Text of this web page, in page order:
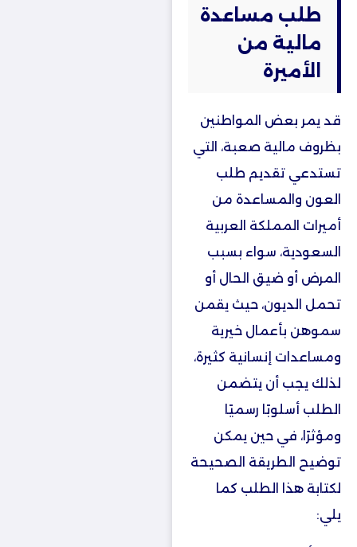
طلب مساعدة
مالية من
الأميرة
قد يمر بعض المواطنين
بظروف مالية صعبة، التي
تستدعي تقديم طلب
العون والمساعدة من
أميرات المملكة العربية
السعودية، سواء بسبب
المرض أو ضيق الحال أو
تحمل الديون، حيث يقمن
سموهن بأعمال خيرية
ومساعدات إنسانية كثيرة،
لذلك يجب أن يتضمن
الطلب أسلوبًا رسميًا
ومؤثرًا، في حين يمكن
توضيح الطريقة الصحيحة
لكتابة هذا الطلب كما
يلي: